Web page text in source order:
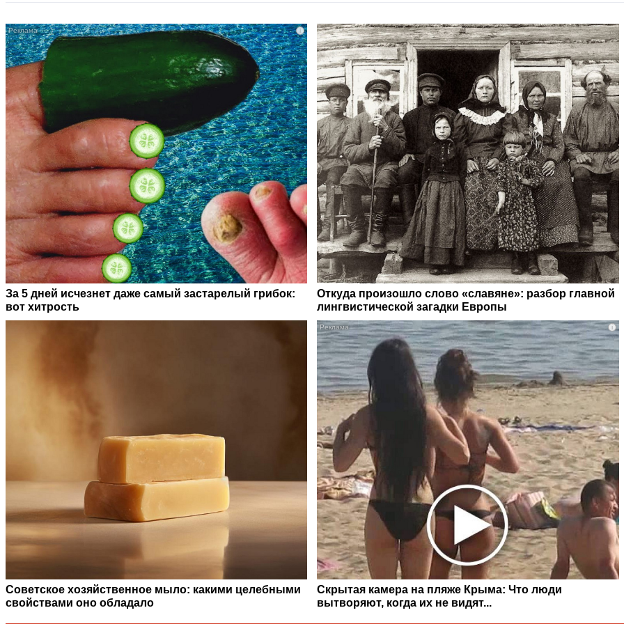
i
За 5 дней исчезнет даже самый застарелый грибок:
вот хитрость
Откуда произошло слово «славяне»: разбор главной
лингвистической загадки Европы
Советское хозяйственное мыло: какими целебными
свойствами оно обладало
i
Скрытая камера на пляже Крыма: Что люди
вытворяют, когда их не видят...